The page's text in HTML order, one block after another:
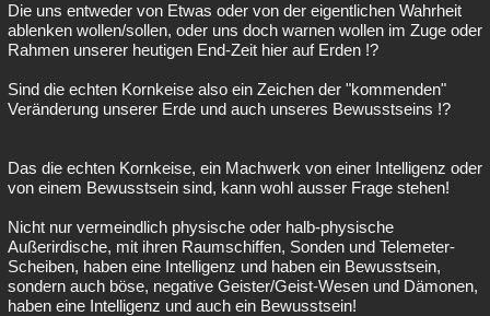
Die uns entweder von Etwas oder von der eigentlichen Wahrheit
ablenken wollen/sollen, oder uns doch warnen wollen im Zuge oder
Rahmen unserer heutigen End-Zeit hier auf Erden !?
Sind die echten Kornkeise also ein Zeichen der "kommenden"
Veränderung unserer Erde und auch unseres Bewusstseins !?
Das die echten Kornkeise, ein Machwerk von einer Intelligenz oder
von einem Bewusstsein sind, kann wohl ausser Frage stehen!
Nicht nur vermeindlich physische oder halb-physische
Außerirdische, mit ihren Raumschiffen, Sonden und Telemeter-
Scheiben, haben eine Intelligenz und haben ein Bewusstsein,
sondern auch böse, negative Geister/Geist-Wesen und Dämonen,
haben eine Intelligenz und auch ein Bewusstsein!